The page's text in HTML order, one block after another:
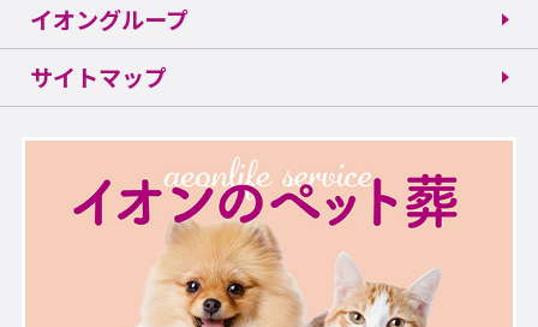
イオングループ
サイトマップ